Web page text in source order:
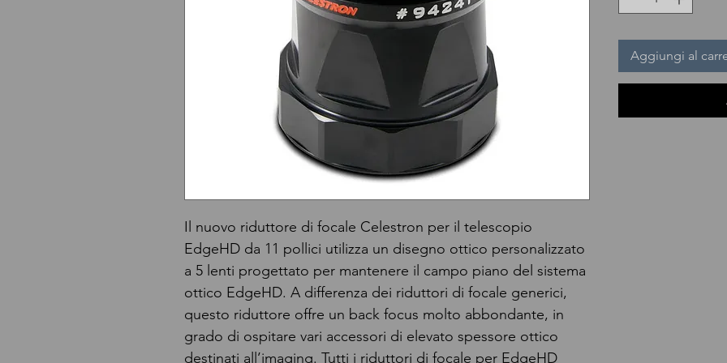
Il nuovo riduttore di focale Celestron per il telescopio
EdgeHD da 11 pollici utilizza un disegno ottico personalizzato
a 5 lenti progettato per mantenere il campo piano del sistema
ottico EdgeHD. A differenza dei riduttori di focale generici,
questo riduttore offre un back focus molto abbondante, in
grado di ospitare vari accessori di elevato spessore ottico
destinati all’imaging. Tutti i riduttori di focale per EdgeHD
Aggiungi al